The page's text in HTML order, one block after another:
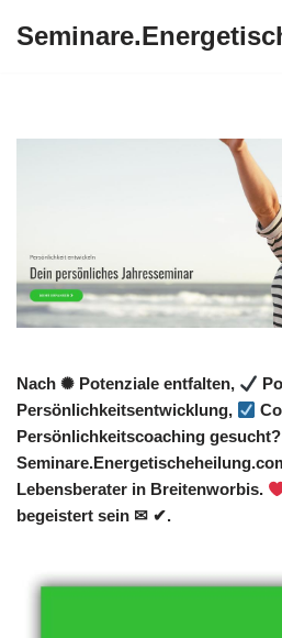
Nach ✺ Potenziale entfalten,
Persönlichkeitsentwicklung,
Persönlichkeitscoaching
Lebensberater in Breitenworbis.
begeistert sein ✉ ✔.